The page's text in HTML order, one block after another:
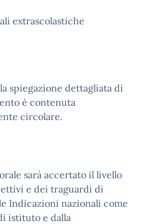
extrascolastiche
spiegazione dettagliata di
è contenuta
circolare.
sarà accertato il livello
e dei traguardi di
Indicazioni nazionali come
istituto e dalla